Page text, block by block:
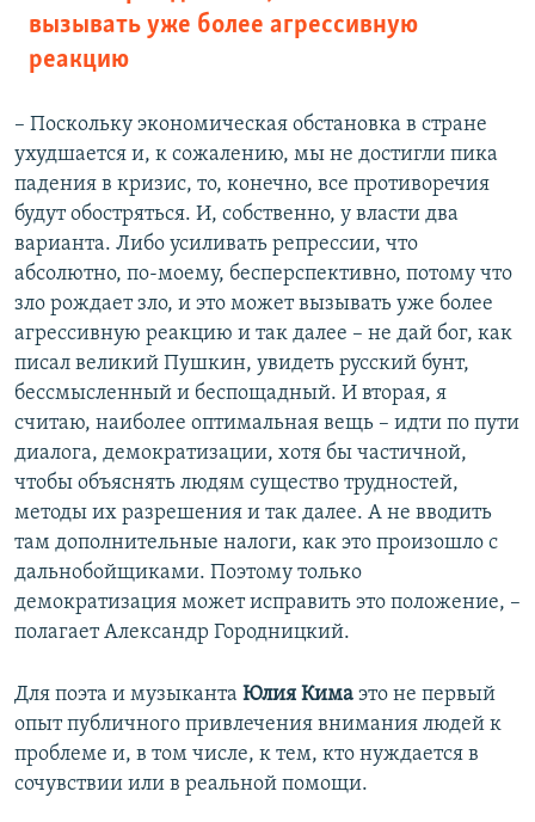
вызывать уже более агрессивную
реакцию
– Поскольку экономическая обстановка в стране
ухудшается и, к сожалению, мы не достигли пика
падения в кризис, то, конечно, все противоречия
будут обостряться. И, собственно, у власти два
варианта. Либо усиливать репрессии, что
абсолютно, по-моему, бесперспективно, потому что
зло рождает зло, и это может вызывать уже более
агрессивную реакцию и так далее – не дай бог, как
писал великий Пушкин, увидеть русский бунт,
бессмысленный и беспощадный. И вторая, я
считаю, наиболее оптимальная вещь – идти по пути
диалога, демократизации, хотя бы частичной,
чтобы объяснять людям существо трудностей,
методы их разрешения и так далее. А не вводить
там дополнительные налоги, как это произошло с
дальнобойщиками. Поэтому только
демократизация может исправить это положение, –
полагает Александр Городницкий.
Для поэта и музыканта Юлия Кима это не первый
опыт публичного привлечения внимания людей к
проблеме и, в том числе, к тем, кто нуждается в
сочувствии или в реальной помощи.